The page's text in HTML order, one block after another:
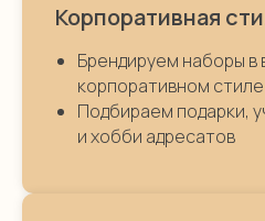
Корпоративная
Брендируем наборы в
корпоративном стиле
Подбираем подарки,
и хобби адресатов